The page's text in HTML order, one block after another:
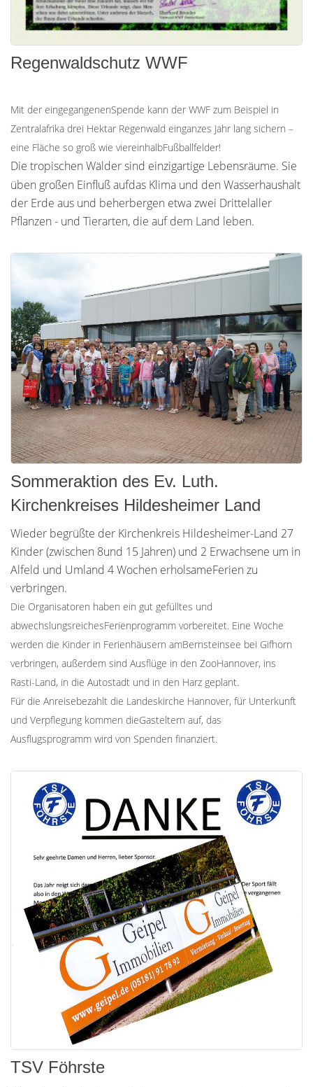
Regenwaldschutz WWF
Mit der eingegangenenSpende kann der WWF zum Beispiel in
Zentralafrika drei Hektar Regenwald einganzes Jahr lang sichern –
eine Fläche so groß wie viereinhalbFußballfelder!
Die tropischen Wälder sind einzigartige Lebensräume. Sie
üben großen Einﬂuß aufdas Klima und den Wasserhaushalt
der Erde aus und beherbergen etwa zwei Drittelaller
Pﬂanzen - und Tierarten, die auf dem Land leben.
Sommeraktion des Ev. Luth.
Kirchenkreises Hildesheimer Land
Wieder begrüßte der Kirchenkreis Hildesheimer-Land 27
Kinder (zwischen 8und 15 Jahren) und 2 Erwachsene um in
Alfeld und Umland 4 Wochen erholsameFerien zu
verbringen.
Die Organisatoren haben ein gut gefülltes und
abwechslungsreichesFerienprogramm vorbereitet. Eine Woche
werden die Kinder in Ferienhäusern amBernsteinsee bei Gifhorn
verbringen, außerdem sind Ausflüge in den ZooHannover, ins
Rasti-Land, in die Autostadt und in den Harz geplant.
Für die Anreisebezahlt die Landeskirche Hannover, für Unterkunft
und Verpflegung kommen dieGasteltern auf, das
Ausflugsprogramm wird von Spenden finanziert.
TSV Föhrste